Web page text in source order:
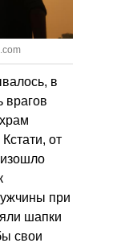
в
врагов
от
при
шапки
свои